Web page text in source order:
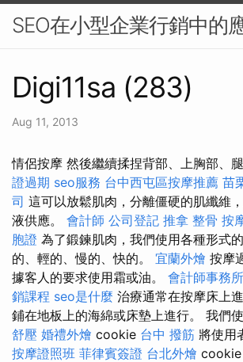
SEO在小型企業行銷中的
Digi11sa (283)
Aug 11, 2013
情侶按摩 然後繼續揉捏背部、上胸部、
證過期 seo服務 台中西屯區按摩推薦 苗
司 這可以放鬆肌肉，分離僵硬的肌纖維
液供應。 會計師 公司登記 推拿 整骨 按
胞證 為了鍛鍊肌肉，我們使用各種形式
的、輕的、慢的、快的。 宜蘭外燴 按摩
據客人的要求使用霜或油。 會計師事務所
銷課程 seo是什麼 治療通常在按摩床上
鋪在地板上的海綿或床墊上進行。 我們
舒壓 婚禮外燴 cookie 台中 撥筋 將使用
按摩證照班 菲律賓簽證 台北外燴 cookie